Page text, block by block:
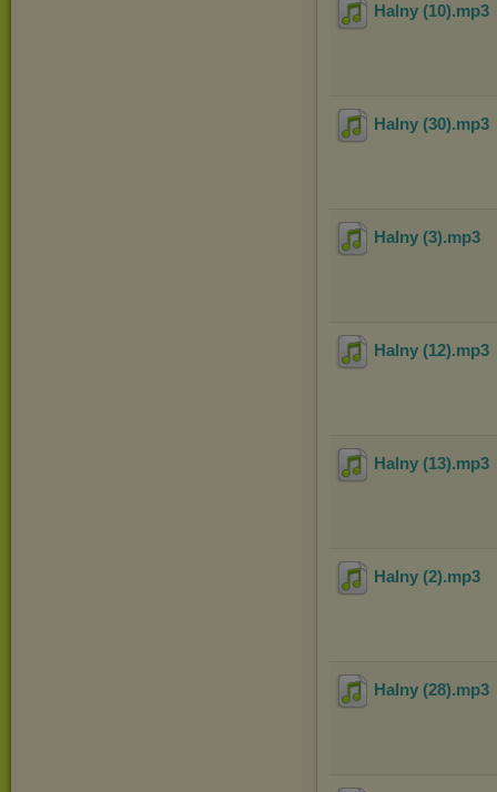
Halny (10).mp3
Halny (30).mp3
Halny (3).mp3
Halny (12).mp3
Halny (13).mp3
Halny (2).mp3
Halny (28).mp3